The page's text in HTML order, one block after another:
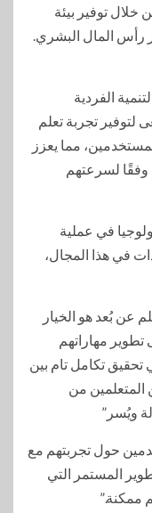
خلال توفير بيئة
رأس المال البشري.
الفردية
لتوفير تجربة تعلم
مما يعزز
وفقًا لسرعتهم
في عملية
في هذا المجال،
عن بُعد هو الخيار
تطوير مهاراتهم
تحقيق تكامل تام بين
المتعلمين من
ويُسر”
حول تجربتهم مع
المستمر التي
ممكنة.”